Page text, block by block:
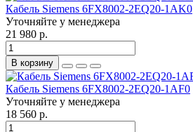
Кабель Siemens 6FX8002-2EQ20-1AK0
Уточняйте у менеджера
21 980 р.
В корзину
Кабель Siemens 6FX8002-2EQ20-1AF0
Уточняйте у менеджера
18 560 р.